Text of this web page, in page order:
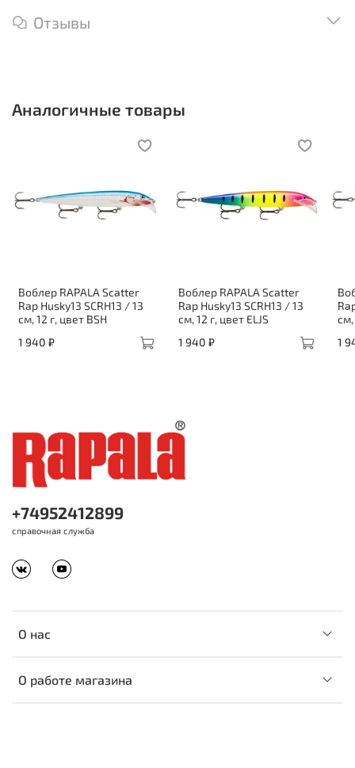
Отзывы
Аналогичные товары
Воблер RAPALA Scatter
Rap Husky13 SCRH13 / 13
см, 12 г, цвет BSH
1 940 ₽
Воблер RAPALA Scatter
Rap Husky13 SCRH13 / 13
см, 12 г, цвет ELJS
1 940 ₽
см,
1
О нас
О работе магазина
+74952412899
справочная служба